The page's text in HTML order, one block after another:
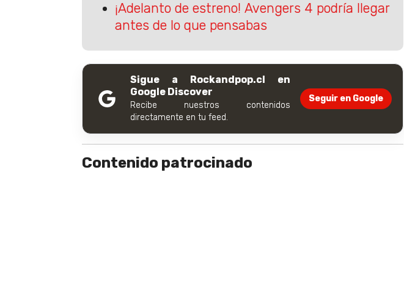
¡Adelanto de estreno! Avengers 4 podría llegar
antes de lo que pensabas
Sigue a Rockandpop.cl en
Google Discover
Recibe nuestros contenidos
directamente en tu feed.
Seguir en Google
Contenido patrocinado